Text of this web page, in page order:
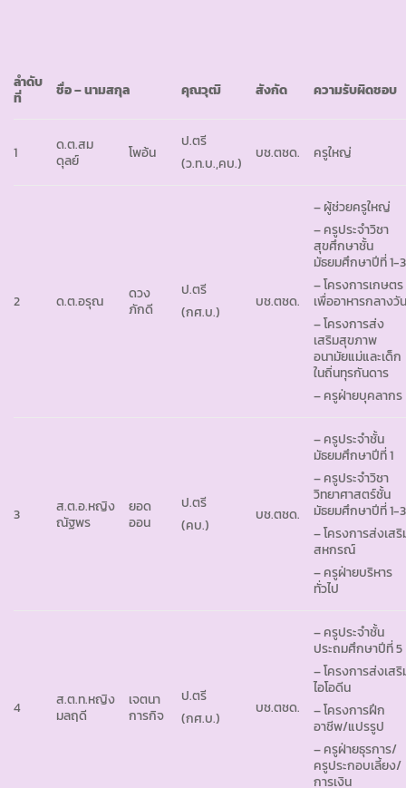
ลำดับ
ที่
ชื่อ – นามสกุล คุณวุฒิ สังกัด ความรับผิดชอบ
1
ด.ต.สม
ดุลย์
โพอ้น
ป.ตรี
(ว.ท.บ.,คบ.)
บช.ตชด. ครูใหญ่
2 ด.ต.อรุณ
ดวง
ภักดี
ป.ตรี
(กศ.บ.)
บช.ตชด.
– ผู้ช่วยครูใหญ่
– ครูประจำวิชา
สุขศึกษาชั้น
มัธยมศึกษาปีที่ 1-3
– โครงการเกษตร
เพื่ออาหารกลางวั
– โครงการส่ง
เสริมสุขภาพ
อนามัยแม่และเด็ก
ในถิ่นทุรกันดาร
– ครูฝ่ายบุคลากร
3
ส.ต.อ.หญิง
ณัฐพร
ยอด
ออน
ป.ตรี
(คบ.)
บช.ตชด.
– ครูประจำชั้น
มัธยมศึกษาปีที่ 1
– ครูประจำวิชา
วิทยาศาสตร์ชั้น
มัธยมศึกษาปีที่ 1-3
– โครงการส่งเส
สหกรณ์
– ครูฝ่ายบริหาร
ทั่วไป
4
ส.ต.ท.หญิง
มลฤดี
เจตนา
การกิจ
ป.ตรี
(กศ.บ.)
บช.ตชด.
– ครูประจำชั้น
ประถมศึกษาปีที่ 5
– โครงการส่งเส
ไอโอดีน
– โครงการฝึก
อาชีพ/แปรรูป
– ครูฝ่ายธุรการ/
ครูประกอบเลี้ยง/
การเงิน